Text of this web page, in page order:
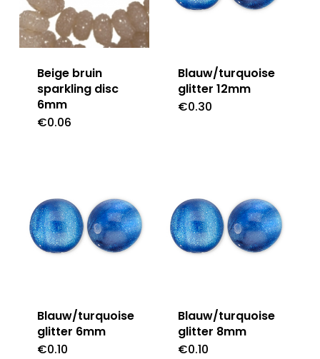
Beige bruin
sparkling disc
6mm
€0.06
Blauw/turquoise
glitter 12mm
€0.30
Blauw/turquoise
glitter 6mm
€0.10
Blauw/turquoise
glitter 8mm
€0.10